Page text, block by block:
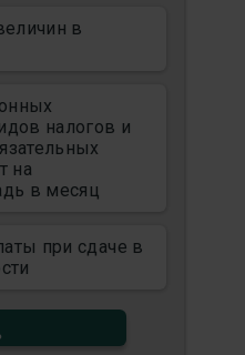
в
налогов и
на
в месяц
при сдаче в